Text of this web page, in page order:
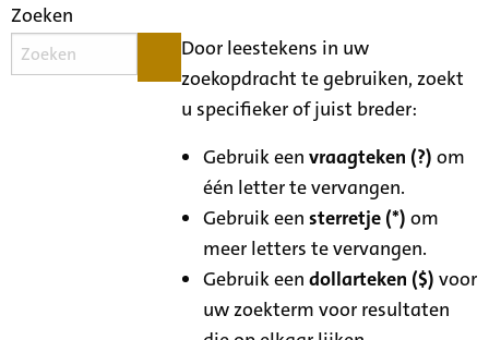
Zoeken
Door leestekens in uw
zoekopdracht te gebruiken, zoekt
u specifieker of juist breder:
Gebruik eenvraagteken (?) om
één letter te vervangen.
Gebruik eensterretje (*) om
meer letters te vervangen.
Gebruik eendollarteken ($) voor
uw zoekterm voor resultaten